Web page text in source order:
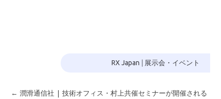
RX Japan 展示会・イベント
←潤滑通信社 | 技術オフィス・村上共催セミナーが開催される